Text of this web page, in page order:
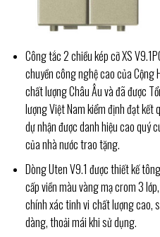
Công tắc 2 chiều kép cỡ XS
chuyền công nghệ cao của Cộng
chất lượng Châu Âu và đã được
lượng Việt Nam kiểm định đạt kết
dự nhận được danh hiệu cao quý
của nhà nước trao tặng.
Dòng Uten V9.1 được thiết kế
cấp viền màu vàng mạ crom 3
chính xác tinh vi chất lượng cao,
dàng, thoải mái khi sử dụng.